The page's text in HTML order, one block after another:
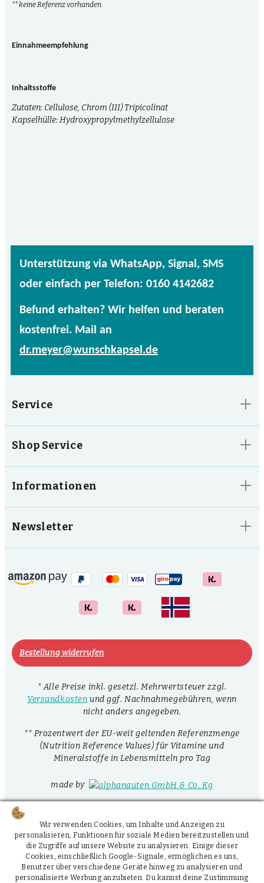
** keine Referenz vorhanden
Einnahmeempfehlung
Inhaltsstoffe
Zutaten: Cellulose, Chrom (III) Tripicolinat
Kapselhülle: Hydroxypropylmethylzellulose
Unterstützung via WhatsApp, Signal, SMS
oder einfach per Telefon: 0160 4142682
Befund erhalten? Wir helfen und beraten
kostenfrei. Mail an
dr.meyer@wunschkapsel.de
Service
Shop Service
Informationen
Newsletter
Bestellung widerrufen
* Alle Preise inkl. gesetzl. Mehrwertsteuer zzgl.
Versandkosten und ggf. Nachnahmegebühren, wenn
nicht anders angegeben.
** Prozentwert der EU-weit geltenden Referenzmenge
(Nutrition Reference Values) für Vitamine und
Mineralstoffe in Lebensmitteln pro Tag
made by
Wir verwenden Cookies, um Inhalte und Anzeigen zu
personalisieren, Funktionen für soziale Medien bereitzustellen und
die Zugriffe auf unsere Website zu analysieren. Einige dieser
Cookies, einschließlich Google-Signale, ermöglichen es uns,
Benutzer über verschiedene Geräte hinweg zu analysieren und
personalisierte Werbung anzubieten. Du kannst deine Zustimmung